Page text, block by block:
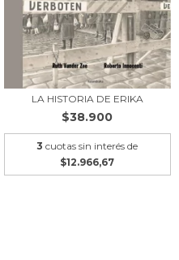
LA HISTORIA DE ERIKA
$38.900
3 cuotas sin interés de
$12.966,67